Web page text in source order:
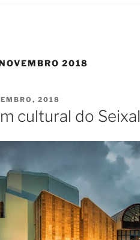
2018
2018
cultural do Seixal